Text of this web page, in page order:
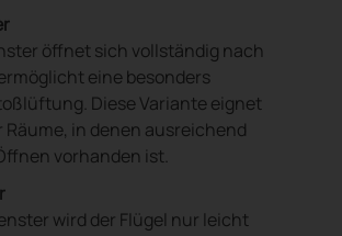
öffnet sich vollständig nach
eine besonders
Diese Variante eignet
in denen ausreichend
vorhanden ist.
wird der Flügel nur leicht